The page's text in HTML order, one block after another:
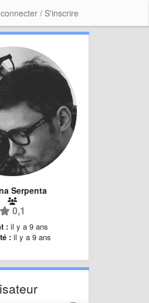
/ S'inscrire
Serpenta
0,1
: il y a 9 ans
: il y a 9 ans